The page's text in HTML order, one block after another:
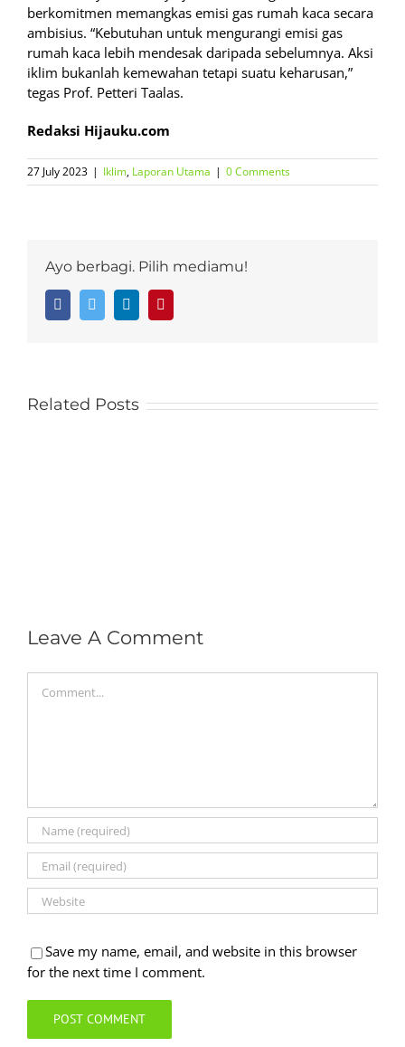
berkomitmen memangkas emisi gas rumah kaca secara
ambisius. “Kebutuhan untuk mengurangi emisi gas
rumah kaca lebih mendesak daripada sebelumnya. Aksi
iklim bukanlah kemewahan tetapi suatu keharusan,”
tegas Prof. Petteri Taalas.
Redaksi Hijauku.com
27 July 2023 | Iklim, Laporan Utama | 0 Comments
Ayo berbagi. Pilih mediamu!
FacebookTwitter LinkedIn
Related Posts
Leave A Comment
Save my name, email, and website in this browser
for the next time I comment.